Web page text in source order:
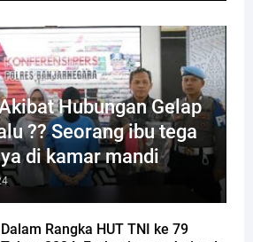
Hubungan Gelap
?? Seorang ibu tega
di kamar mandi
Dalam Rangka HUT TNI ke 79